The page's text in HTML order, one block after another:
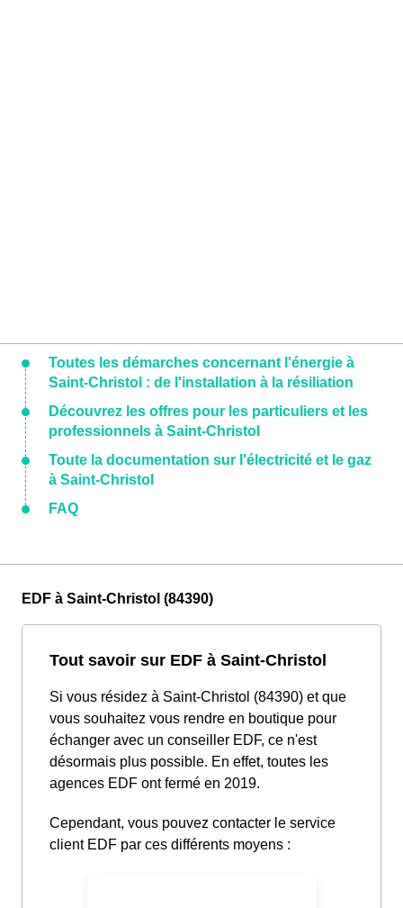
Toutes les démarches concernant l'énergie à
Saint-Christol : de l'installation à la résiliation
Découvrez les offres pour les particuliers et les
professionnels à Saint-Christol
Toute la documentation sur l'électricité et le gaz
à Saint-Christol
FAQ
EDF à Saint-Christol (84390)
Tout savoir sur EDF à Saint-Christol
Si vous résidez à Saint-Christol (84390) et que
vous souhaitez vous rendre en boutique pour
échanger avec un conseiller EDF, ce n'est
désormais plus possible. En effet, toutes les
agences EDF ont fermé en 2019.
Cependant, vous pouvez contacter le service
client EDF par ces différents moyens :